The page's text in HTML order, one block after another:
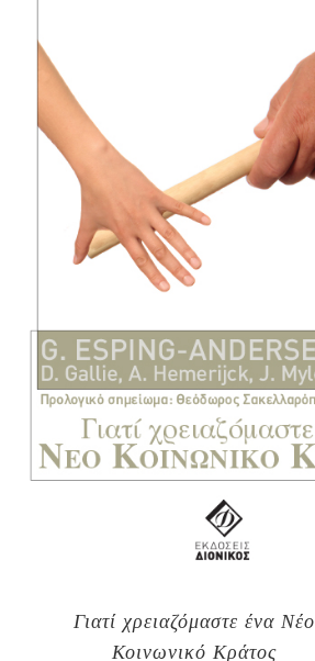
Γιατί χρειαζόμαστε ένα Νέο
Κοινωνικό Κράτος